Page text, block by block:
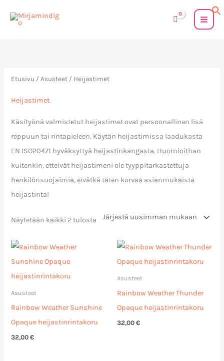
sisältöön
Etusivu /Asusteet / Heijastimet
Heijastimet
Käsityönä valmistetut heijastimet ovat persoonallinen lisä
reppuun tai rintapieleen. Käytän heijastimissa laadukasta
EN ISO20471 hyväksyttyä heijastinkangasta. Huomioithan
kuitenkin, etteivät heijastimeni ole tyyppitarkastettuja
henkilönsuojaimia, eivätkä täten korvaa asianmukaista
heijastinta!
Näytetään kaikki 2 tulosta
Asusteet
Rainbow Weather Sunshine
Opaque heijastinrintakoru
32,00€
Asusteet
Rainbow Weather Thunder
Opaque heijastinrintakoru
32,00 €